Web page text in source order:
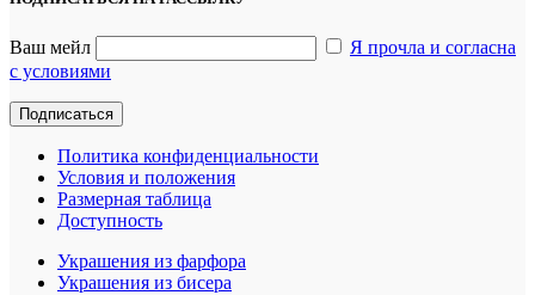
Ваш мейл
Я прочла и согласна
с условиями
Политика конфиденциальности
Условия и положения
Размерная таблица
Доступность
Украшения из фарфора
Украшения из бисера